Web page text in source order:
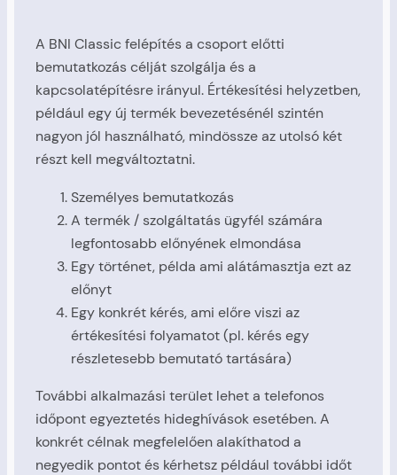
A BNI Classic felépítés a csoport előtti
bemutatkozás célját szolgálja és a
kapcsolatépítésre irányul. Értékesítési helyzetben,
például egy új termék bevezetésénél szintén
nagyon jól használható, mindössze az utolsó két
részt kell megváltoztatni.
Személyes bemutatkozás
A termék / szolgáltatás ügyfél számára
legfontosabb előnyének elmondása
Egy történet, példa ami alátámasztja ezt az
előnyt
Egy konkrét kérés, ami előre viszi az
értékesítési folyamatot (pl. kérés egy
részletesebb bemutató tartására)
További alkalmazási terület lehet a telefonos
időpont egyeztetés hideghívások esetében. A
konkrét célnak megfelelően alakíthatod a
negyedik pontot és kérhetsz például további időt